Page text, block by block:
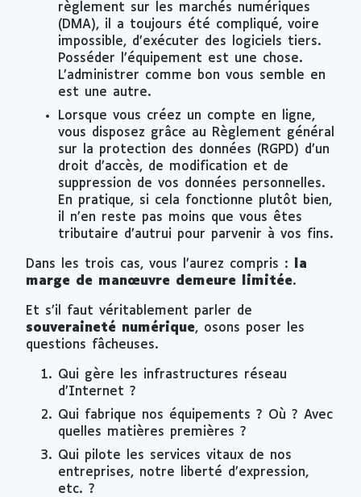
règlement sur les marchés numériques
(DMA), il a toujours été compliqué, voire
impossible, d’exécuter des logiciels tiers.
Posséder l’équipement est une chose.
L’administrer comme bon vous semble en
est une autre.
Lorsque vous créez un compte en ligne,
vous disposez grâce au Règlement général
sur la protection des données (RGPD) d’un
droit d’accès, de modification et de
suppression de vos données personnelles.
En pratique, si cela fonctionne plutôt bien,
il n’en reste pas moins que vous êtes
tributaire d’autrui pour parvenir à vos fins.
Dans les trois cas, vous l’aurez compris :
la
marge de manœuvre demeure limitée.
Et s’il faut véritablement parler de
souveraineté numérique, osons poser les
questions fâcheuses.
Qui gère les infrastructures réseau
d’Internet ?
Qui fabrique nos équipements ? Où ? Avec
quelles matières premières ?
Qui pilote les services vitaux de nos
entreprises, notre liberté d’expression,
etc. ?